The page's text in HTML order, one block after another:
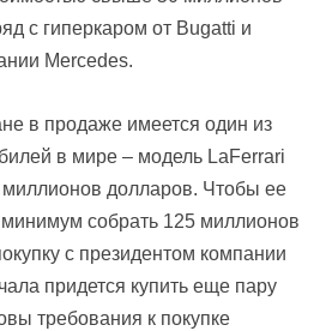
с гиперкаром от Bugatti и
Mercedes.
в продаже имеется один из
в мире – модель LaFerrari
долларов. Чтобы ее
собрать 125 миллионов
с президентом компании
придется купить еще пару
требования к покупке